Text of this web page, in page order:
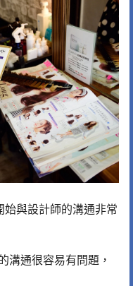
始與設計師的溝通非常
溝通很容易有問題，